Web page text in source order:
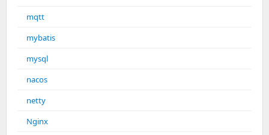
mqtt
mybatis
mysql
nacos
netty
Nginx